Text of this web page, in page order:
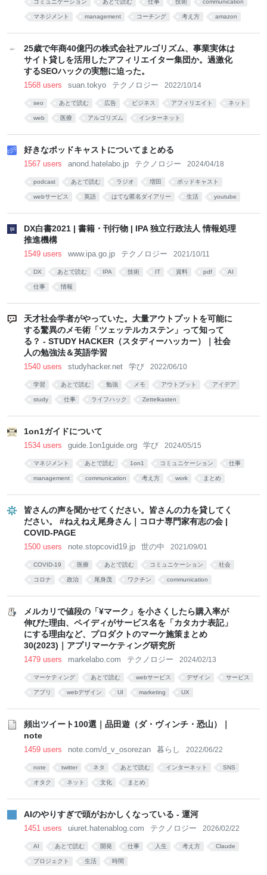
コミュニケーション あとで読む 仕事 技術 communication
マネジメント management コーチング 考え方 amazon
25歳で年商40億円の株式会社アルゴリズム、事業実体は
サイト貸しを活用したアフィリエイター集団か。過激化
するSEOハックの実態に迫った。
1568 users suan.tokyo テクノロジー 2022/10/14
seo あとで読む 広告 ビジネス アフィリエイト ネット
web 医療 アルゴリズム インターネット
好きなポッドキャストについてまとめる
1567 users anond.hatelabo.jp テクノロジー 2024/04/18
podcast あとで読む ラジオ 増田 ポッドキャスト
webサービス 英語 はてな匿名ダイアリー 生活 youtube
DX白書2021 | 書籍・刊行物 | IPA 独立行政法人 情報処理
推進機構
1549 users www.ipa.go.jp テクノロジー 2021/10/11
DX あとで読む IPA 技術 IT 資料 pdf AI
仕事 情報
天才社会学者がやっていた。大量アウトプットを可能に
する驚異のメモ術「ツェッテルカステン」って知って
る？ - STUDY HACKER（スタディーハッカー）｜社会
人の勉強法＆英語学習
1540 users studyhacker.net 学び 2022/06/10
学習 あとで読む 勉強 メモ アウトプット アイデア
study 仕事 ライフハック Zettelkasten
1on1ガイドについて
1534 users guide.1on1guide.org 学び 2024/05/15
マネジメント あとで読む 1on1 コミュニケーション 仕事
management communication 考え方 work まとめ
皆さんの声を聞かせてください。皆さんの力を貸してく
ださい。 #ねえねえ尾身さん｜コロナ専門家有志の会 |
COVID-PAGE
1500 users note.stopcovid19.jp 世の中 2021/09/01
COVID-19 医療 あとで読む コミュニケーション 社会
コロナ 政治 尾身茂 ワクチン communication
メルカリで値段の「¥マーク」を小さくしたら購入率が
伸びた理由、ペイディがサービス名を「カタカナ表記」
にする理由など、プロダクトのマーケ施策まとめ
30(2023)｜アプリマーケティング研究所
1479 users markelabo.com テクノロジー 2024/02/13
マーケティング あとで読む webサービス デザイン サービス
アプリ webデザイン UI marketing UX
頻出ツイート100選｜品田遊（ダ・ヴィンチ・恐山）｜
note
1459 users note.com/d_v_osorezan 暮らし 2022/06/22
note twitter ネタ あとで読む インターネット SNS
オタク ネット 文化 まとめ
AIのやりすぎで頭がおかしくなっている - 運河
1451 users uiuret.hatenablog.com テクノロジー 2026/02/22
AI あとで読む 開発 仕事 人生 考え方 Claude
プロジェクト 生活 時間